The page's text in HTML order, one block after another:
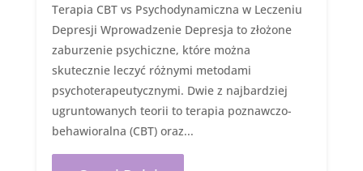
Terapia CBT vs Psychodynamiczna w Leczeniu
Depresji Wprowadzenie Depresja to złożone
zaburzenie psychiczne, które można
skutecznie leczyć różnymi metodami
psychoterapeutycznymi. Dwie z najbardziej
ugruntowanych teorii to terapia poznawczo-
behawioralna (CBT) oraz...